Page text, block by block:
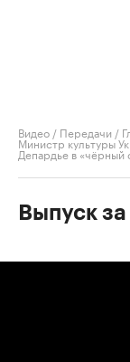
Видео / Передачи /
Министр культуры
Депардье в «чёрный
Выпуск